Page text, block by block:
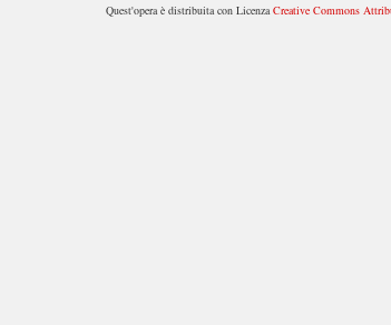
Quest'opera è distribuita con LicenzaCreative Commons